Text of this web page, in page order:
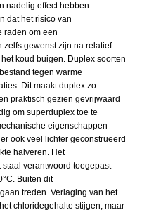
nadelig effect hebben.
dat het risico van
raden om een
zelfs gewenst zijn na relatief
koud buigen. Duplex soorten
tegen warme
Dit maakt duplex zo
praktisch gezien gevrijwaard
om superduplex toe te
eigenschappen
ook veel lichter geconstrueerd
halveren. Het
verantwoord toegepast
Buiten dit
treden. Verlaging van het
chloridegehalte stijgen, maar